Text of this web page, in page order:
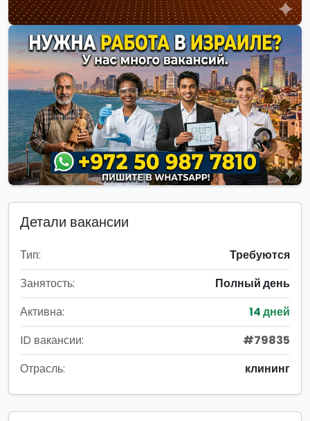
Детали вакансии
Тип:
Требуются
Занятость:
Полный день
Активна:
14 дней
ID вакансии:
#79835
Отрасль:
клининг